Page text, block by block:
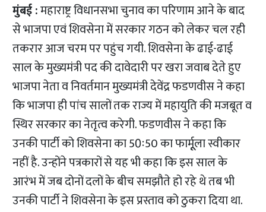
मुंबई :महाराष्ट्र विधानसभा चुनाव का परिणाम आने के बाद
से भाजपा एवं शिवसेना में सरकार गठन को लेकर चल रही
तकरार आज चरम पर पहुंच गयी. शिवसेना के ढाई-ढाई
साल के मुख्यमंत्री पद की दावेदारी पर खरा जवाब देते हुए
भाजपा नेता व निवर्तमान मुख्यमंत्री देवेंद्र फडणवीस ने कहा
कि भाजपा ही पांच सालों तक राज्य में महायुति की मजबूत व
स्थिर सरकार का नेतृत्व करेगी. फडणवीस ने कहा कि
उनकी पार्टी को शिवसेना का 50ः50 का फार्मूूला स्वीकार
नहीं है. उन्होंने पत्रकारों से यह भी कहा कि इस साल के
आरंभ में जब दोनों दलों के बीच समझौते हो रहे थे तब भी
उनकी पार्टी ने शिवसेना के इस प्रस्ताव को ठुकरा दिया था.